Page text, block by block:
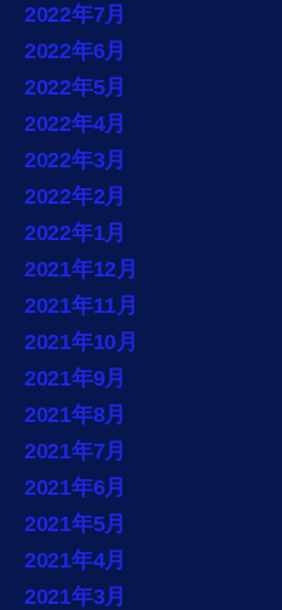
2022年7月
2022年6月
2022年5月
2022年4月
2022年3月
2022年2月
2022年1月
2021年12月
2021年11月
2021年10月
2021年9月
2021年8月
2021年7月
2021年6月
2021年5月
2021年4月
2021年3月